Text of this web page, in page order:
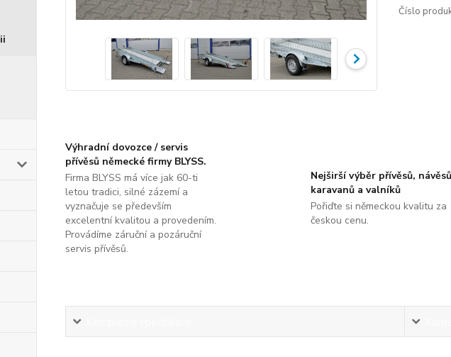
Číslo
Výhradní dovozce / servis
přívěsů německé firmy BLYSS.
Firma BLYSS má více jak 60-ti
letou tradici, silné zázemí a
vyznačuje se především
excelentní kvalitou a provedením.
Provádíme záruční a pozáruční
servis přívěsů.
Nejširší výběr přívěsů,
karavanů a valníků
Pořiďte si německou kvalitu za
českou cenu.